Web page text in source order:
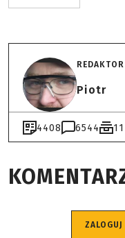
REDAKTOR
Piotr
4408 6544 11